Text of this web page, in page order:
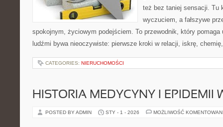
też bez taniej sensacji. Tu
wyczuciem, a fałszywe
spokojnym, życiowym podejściem. To przewodnik, który pomaga
ludźmi bywa nieoczywiste: pierwsze kroki w relacji, iskrę,
CATEGORIES: NIERUCHOMOŚCI
HISTORIA MEDYCYNY I EPIDEMII
POSTED BY ADMIN STY - 1 - 2026 MOŻLIWOŚĆ